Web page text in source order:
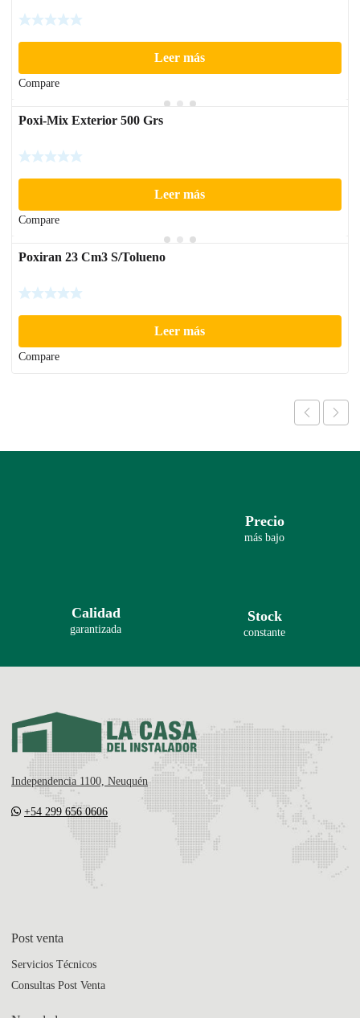
Leer más
Compare
Poxi-Mix Exterior 500 Grs
Leer más
Compare
Poxiran 23 Cm3 S/Tolueno
Leer más
Compare
Precio
más bajo
Calidad
garantizada
Stock
constante
Independencia 1100, Neuquén
+54 299 656 0606
Post venta
Servicios Técnicos
Consultas Post Venta